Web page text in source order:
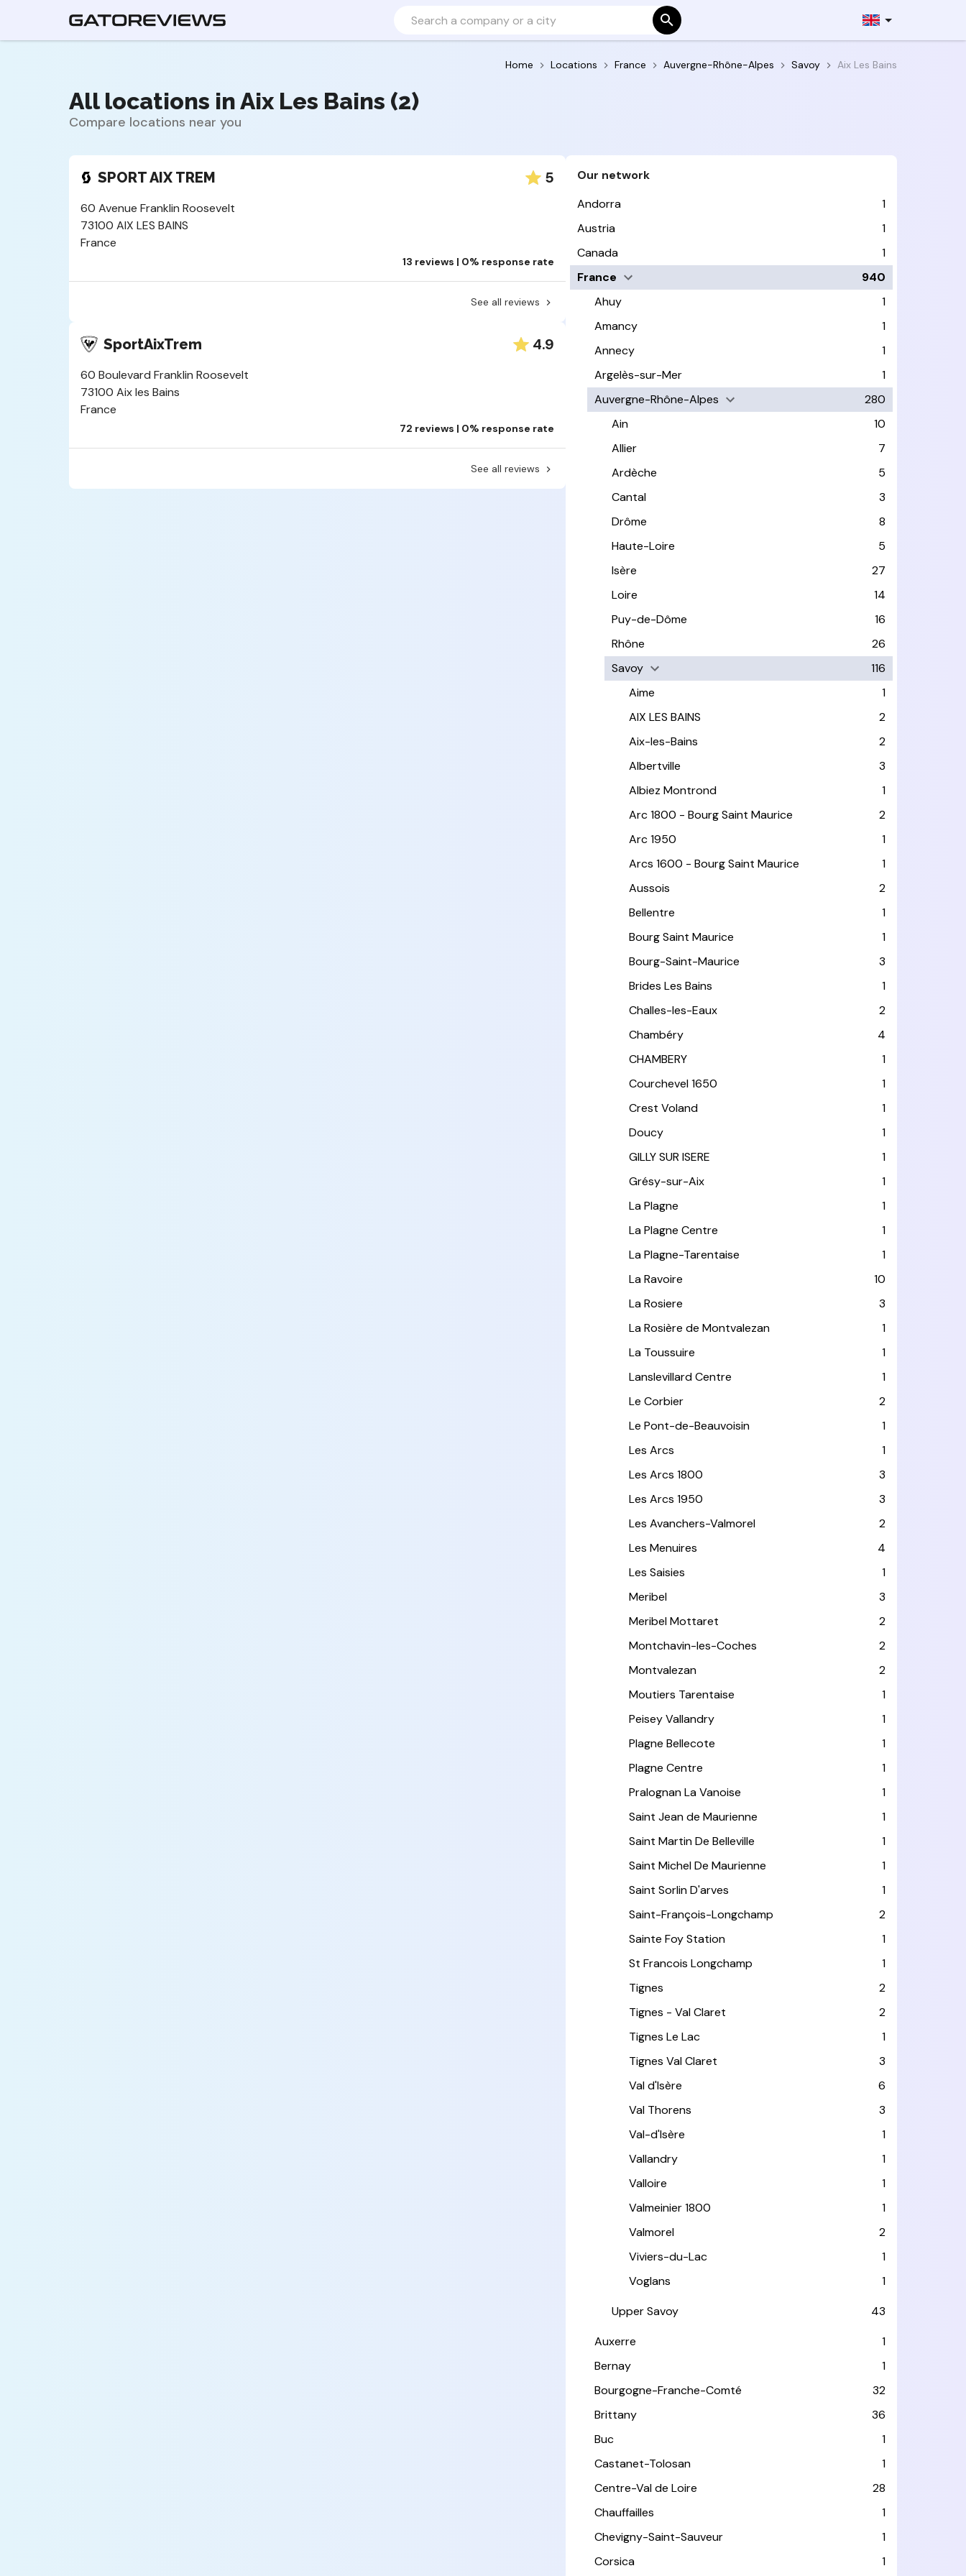
Home Locations France Auvergne-Rhône-Alpes Savoy Aix Les Bains
All locations in Aix Les Bains (2)
Compare locations near you
SPORT AIX TREM 5
60 Avenue Franklin Roosevelt
73100 AIX LES BAINS
France
13 reviews | 0% response rate
See all reviews
SportAixTrem 4.9
60 Boulevard Franklin Roosevelt
73100 Aix les Bains
France
72 reviews | 0% response rate
See all reviews
Our network
Andorra
1
Austria
1
Canada
1
France
940
Ahuy
1
Amancy
1
Annecy
1
Argelès-sur-Mer
1
Auvergne-Rhône-Alpes
280
Ain
10
Allier
7
Ardèche
5
Cantal
3
Drôme
8
Haute-Loire
5
Isère
27
Loire
14
Puy-de-Dôme
16
Rhône
26
Savoy
116
Aime
1
AIX LES BAINS
2
Aix-les-Bains
2
Albertville
3
Albiez Montrond
1
Arc 1800 - Bourg Saint Maurice
2
Arc 1950
1
Arcs 1600 - Bourg Saint Maurice
1
Aussois
2
Bellentre
1
Bourg Saint Maurice
1
Bourg-Saint-Maurice
3
Brides Les Bains
1
Challes-les-Eaux
2
Chambéry
4
CHAMBERY
1
Courchevel 1650
1
Crest Voland
1
Doucy
1
GILLY SUR ISERE
1
Grésy-sur-Aix
1
La Plagne
1
La Plagne Centre
1
La Plagne-Tarentaise
1
La Ravoire
10
La Rosiere
3
La Rosière de Montvalezan
1
La Toussuire
1
Lanslevillard Centre
1
Le Corbier
2
Le Pont-de-Beauvoisin
1
Les Arcs
1
Les Arcs 1800
3
Les Arcs 1950
3
Les Avanchers-Valmorel
2
Les Menuires
4
Les Saisies
1
Meribel
3
Meribel Mottaret
2
Montchavin-les-Coches
2
Montvalezan
2
Moutiers Tarentaise
1
Peisey Vallandry
1
Plagne Bellecote
1
Plagne Centre
1
Pralognan La Vanoise
1
Saint Jean de Maurienne
1
Saint Martin De Belleville
1
Saint Michel De Maurienne
1
Saint Sorlin D'arves
1
Saint-François-Longchamp
2
Sainte Foy Station
1
St Francois Longchamp
1
Tignes
2
Tignes - Val Claret
2
Tignes Le Lac
1
Tignes Val Claret
3
Val d'Isère
6
Val Thorens
3
Val-d'Isère
1
Vallandry
1
Valloire
1
Valmeinier 1800
1
Valmorel
2
Viviers-du-Lac
1
Voglans
1
Upper Savoy
43
Auxerre
1
Bernay
1
Bourgogne-Franche-Comté
32
Brittany
36
Buc
1
Castanet-Tolosan
1
Centre-Val de Loire
28
Chauffailles
1
Chevigny-Saint-Sauveur
1
Corsica
1